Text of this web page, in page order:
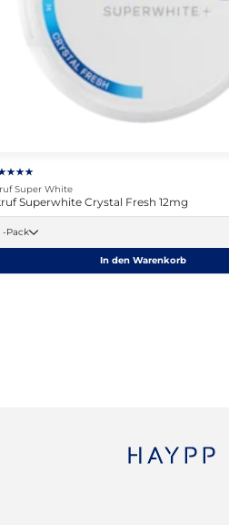
Super White
Superwhite Crystal Fresh 12mg
10 -Pack
In den Warenkorb